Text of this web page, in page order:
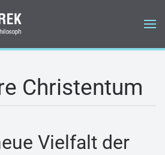
Christentum
Vielfalt der